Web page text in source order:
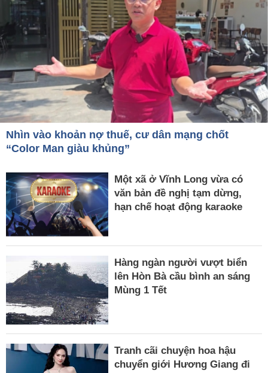
Nhìn vào khoản nợ thuế, cư dân mạng chốt
“Color Man giàu khủng”
Một xã ở Vĩnh Long vừa có
văn bản đề nghị tạm dừng,
hạn chế hoạt động karaoke
Hàng ngàn người vượt biển
lên Hòn Bà cầu bình an sáng
Mùng 1 Tết
Tranh cãi chuyện hoa hậu
chuyển giới Hương Giang đi